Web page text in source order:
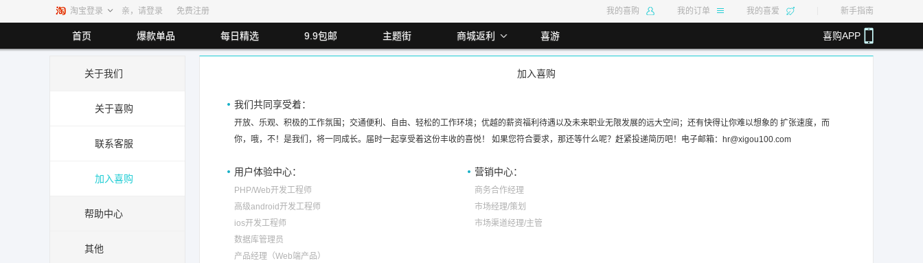
淘宝登录 亲，请登录 免费注册 我的喜购 我的订单 我的喜爱 新手指南
首页 爆款单品 每日精选 9.9包邮 主题街 商城返利 喜游 喜购APP
最高返利5.5% 最高返利2.00%
关于我们
关于喜购
联系客服
加入喜购
帮助中心
其他
加入喜购
我们共同享受着：
开放、乐观、积极的工作氛围；交通便利、自由、轻松的工作环境；优越的薪资福利待遇以及未来职业无限发展的远大空间；还有快得让你难以想象的 扩张速度，而
你，哦，不！是我们，将一同成长。届时一起享受着这份丰收的喜悦！ 如果您符合要求，那还等什么呢？赶紧投递简历吧！电子邮箱：
hr@xigou100.com
用户体验中心：
PHP/Web开发工程师
高级android开发工程师
ios开发工程师
数据库管理员
产品经理（Web端产品）
营销中心：
商务合作经理
市场经理/策划
市场渠道经理/主管